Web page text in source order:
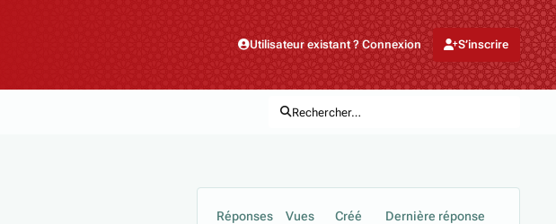
Utilisateur existant ? Connexion S’inscrire
Rechercher…
Réponses Vues Créé Dernière réponse